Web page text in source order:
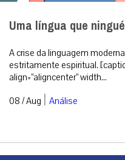
Uma língua que
A crise da linguagem
estritamente espiritual.
align=”aligncenter” width...
08 / Aug | Análise